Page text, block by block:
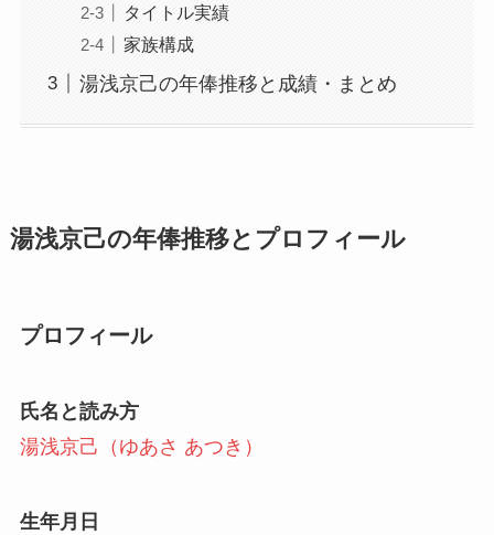
タイトル実績
家族構成
湯浅京己の年俸推移と成績・まとめ
湯浅京己の年俸推移とプロフィール
プロフィール
氏名と読み方
湯浅京己（ゆあさ あつき）
生年月日